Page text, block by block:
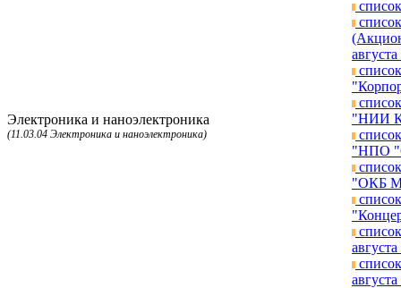
Электроника и наноэлектроника
(11.03.04 Электроника и наноэлектроника)
"НИИ
"НПО
"ОКБ